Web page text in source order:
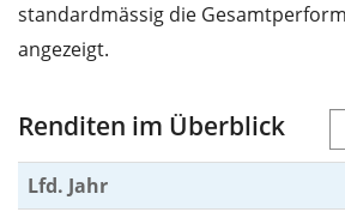
standardmässig die
angezeigt.
Renditen im Überblick
Lfd. Jahr